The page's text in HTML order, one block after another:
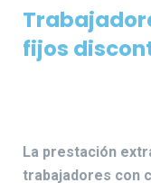
fijos
La prestación
trabajadores con